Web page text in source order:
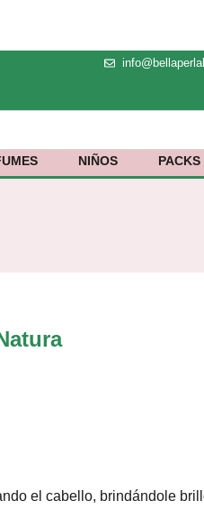
NIÑOS PACKS
el cabello, brindándole